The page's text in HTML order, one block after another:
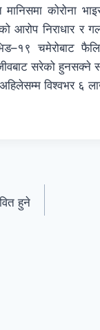
कोरोना
आरोप निराधार र
चमेरोबाट
सरेको हुनसक्ने
विश्वभर ६
हुने